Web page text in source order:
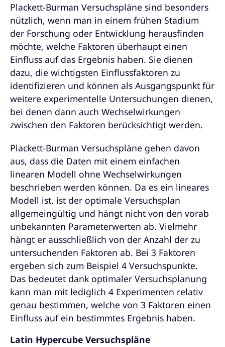
Plackett-Burman Versuchspläne sind besonders
nützlich, wenn man in einem frühen Stadium
der Forschung oder Entwicklung herausfinden
möchte, welche Faktoren überhaupt einen
Einfluss auf das Ergebnis haben. Sie dienen
dazu, die wichtigsten Einflussfaktoren zu
identifizieren und können als Ausgangspunkt für
weitere experimentelle Untersuchungen dienen,
bei denen dann auch Wechselwirkungen
zwischen den Faktoren berücksichtigt werden.
Plackett-Burman Versuchspläne gehen davon
aus, dass die Daten mit einem einfachen
linearen Modell ohne Wechselwirkungen
beschrieben werden können. Da es ein lineares
Modell ist, ist der optimale Versuchsplan
allgemeingültig und hängt nicht von den vorab
unbekannten Parameterwerten ab. Vielmehr
hängt er ausschließlich von der Anzahl der zu
untersuchenden Faktoren ab. Bei 3 Faktoren
ergeben sich zum Beispiel 4 Versuchspunkte.
Das bedeutet dank optimaler Versuchsplanung
kann man mit lediglich 4 Experimenten relativ
genau bestimmen, welche von 3 Faktoren einen
Einfluss auf ein bestimmtes Ergebnis haben.
Latin Hypercube Versuchspläne